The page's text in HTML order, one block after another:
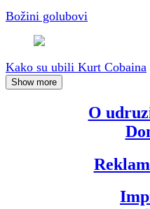
Božini golubovi
Kako su ubili Kurt Cobaina
Show more
O